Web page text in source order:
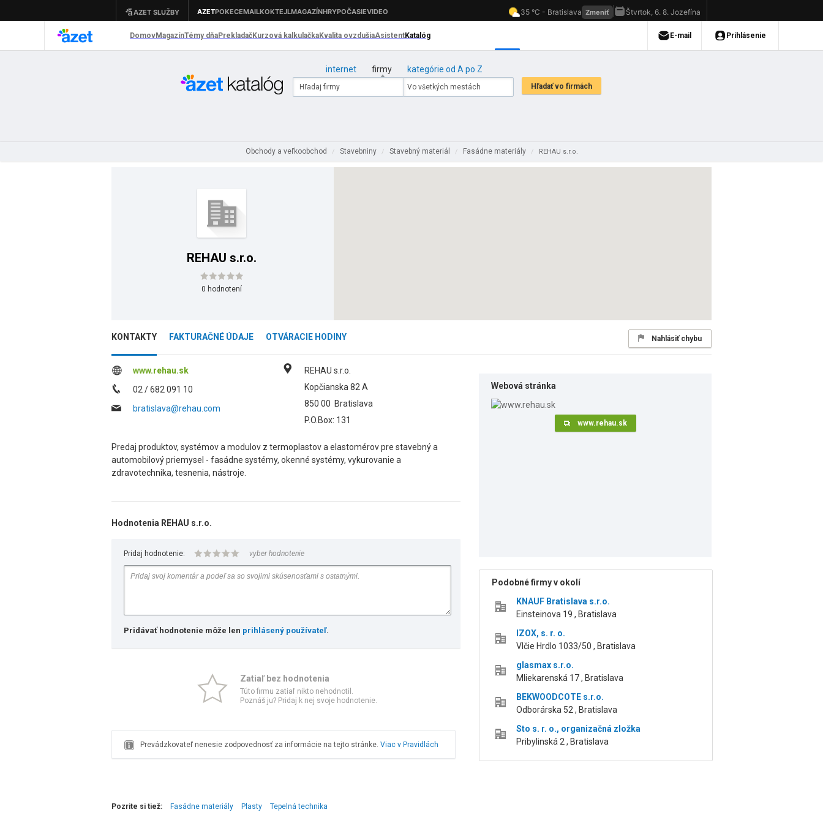
internet firmy kategórie od A po Z
Obchody a veľkoobchod / Stavebniny / Stavebný materiál / Fasádne materiály / REHAU s.r.o.
REHAU s.r.o.
0 hodnotení
KONTAKTY FAKTURAČNÉ ÚDAJE OTVÁRACIE HODINY Nahlásiť chybu
www.rehau.sk
02 / 682 091 10
bratislava@rehau.com
REHAU s.r.o.
Kopčianska 82 A
850 00 Bratislava
P.O.Box: 131
Predaj produktov, systémov a modulov z termoplastov a elastomérov pre stavebný a
automobilový priemysel - fasádne systémy, okenné systémy, vykurovanie a
zdravotechnika, tesnenia, nástroje.
Hodnotenia REHAU s.r.o.
Pridaj hodnotenie: vyber hodnotenie
Pridávať hodnotenie môže len prihlásený používateľ.
Zatiaľ bez hodnotenia
Túto firmu zatiaľ nikto nehodnotil.
Poznáš ju? Pridaj k nej svoje hodnotenie.
Prevádzkovateľ nenesie zodpovednosť za informácie na tejto stránke. Viac v Pravidlách
Webová stránka
www.rehau.sk
Podobné firmy v okolí
KNAUF Bratislava s.r.o.
Einsteinova 19 , Bratislava
IZOX, s. r. o.
Vlčie Hrdlo 1033/50 , Bratislava
glasmax s.r.o.
Mliekarenská 17 , Bratislava
BEKWOODCOTE s.r.o.
Odborárska 52 , Bratislava
Sto s. r. o., organizačná zložka
Pribylinská 2 , Bratislava
Pozrite si tiež: Fasádne materiály Plasty Tepelná technika